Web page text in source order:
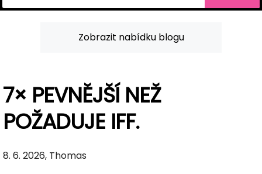
Zobrazit nabídku blogu
7× PEVNĚJŠÍ NEŽ
POŽADUJE IFF.
8. 6. 2026, Thomas